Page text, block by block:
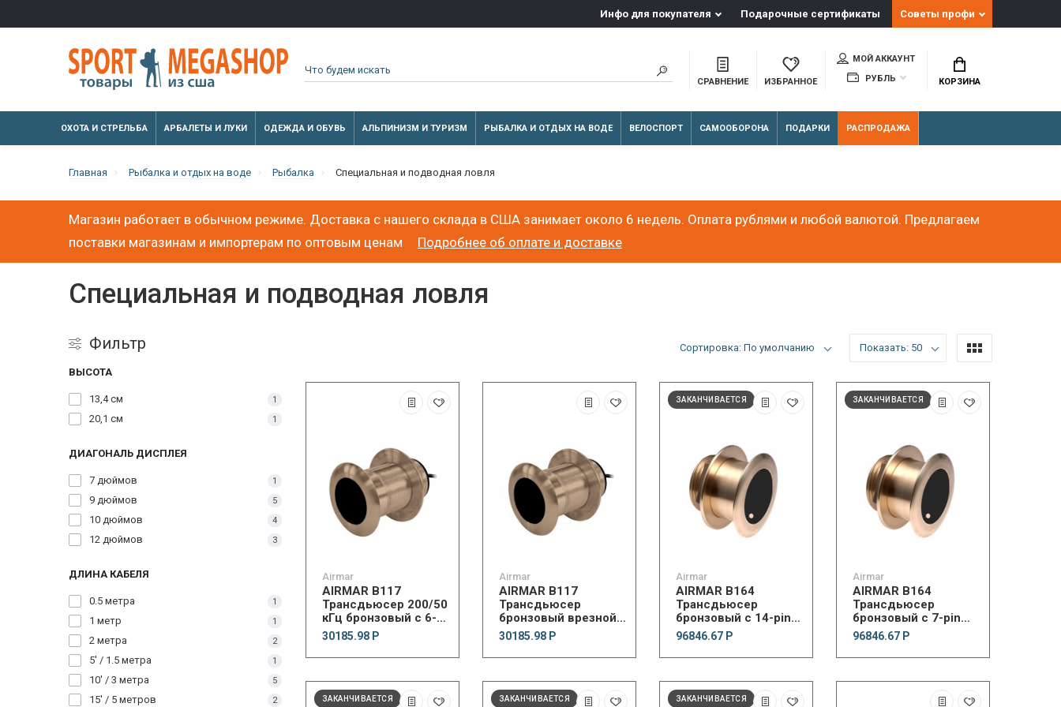
Инфо для покупателя Подарочные сертификаты Советы профи
СРАВНЕНИЕ ИЗБРАННОЕ
МОЙ АККАУНТ
РУБЛЬ
КОРЗИНА
ОХОТА И СТРЕЛЬБА АРБАЛЕТЫ И ЛУКИ ОДЕЖДА И ОБУВЬ АЛЬПИНИЗМ И ТУРИЗМ РЫБАЛКА И ОТДЫХ НА ВОДЕ ВЕЛОСПОРТ САМООБОРОНА ПОДАРКИ РАСПРОДАЖА
Главная Рыбалка и отдых на воде Рыбалка Специальная и подводная ловля
Магазин работает в обычном режиме. Доставка с нашего склада в США занимает около 6 недель. Оплата рублями и любой валютой. Предлагаем
поставки магазинам и импортерам по оптовым ценам
Подробнее об оплате и доставке
Специальная и подводная ловля
Фильтр
ВЫСОТА
13,4 см 1
20,1 см 1
ДИАГОНАЛЬ ДИСПЛЕЯ
7 дюймов 1
9 дюймов 5
10 дюймов 4
12 дюймов 3
ДЛИНА КАБЕЛЯ
0.5 метра 1
1 метр 1
2 метра 2
5' / 1.5 метра 1
10' / 3 метра 5
15' / 5 метров 2
Сортировка: По умолчанию Показать: 50
Airmar
AIRMAR B117
Трансдьюсер 200/50
кГц бронзовый с 6-
pin разъемом
30185.98 Р
Airmar
AIRMAR B117
Трансдьюсер
бронзовый врезной
со штекером
Humminbird #9 7-pin
30185.98 Р
ЗАКАНЧИВАЕТСЯ
Airmar
AIRMAR B164
Трансдьюсер
бронзовый с 14-pin
разъемом
Humminbird
96846.67 Р
ЗАКАНЧИВАЕТСЯ
Airmar
AIRMAR B164
Трансдьюсер
бронзовый с 7-pin
разъемом
Humminbird #9
96846.67 Р
ЗАКАНЧИВАЕТСЯ ЗАКАНЧИВАЕТСЯ ЗАКАНЧИВАЕТСЯ